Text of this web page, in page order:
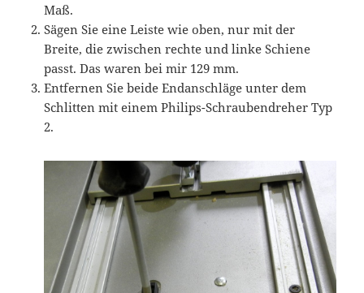
Maß.
Sägen Sie eine Leiste wie oben, nur mit der
Breite, die zwischen rechte und linke Schiene
passt. Das waren bei mir 129 mm.
Entfernen Sie beide Endanschläge unter dem
Schlitten mit einem Philips-Schraubendreher Typ
2.